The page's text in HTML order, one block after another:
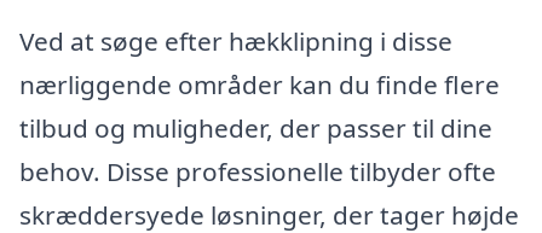
Ved at søge efter hækklipning i disse
nærliggende områder kan du finde flere
tilbud og muligheder, der passer til dine
behov. Disse professionelle tilbyder ofte
skræddersyede løsninger, der tager højde